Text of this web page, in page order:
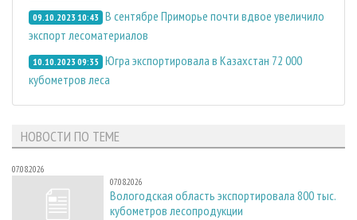
09.10.2023 10:43 В сентябре Приморье почти вдвое увеличило
экспорт лесоматериалов
10.10.2023 09:35 Югра экспортировала в Казахстан 72 000
кубометров леса
НОВОСТИ ПО ТЕМЕ
07.08.2026
07.08.2026
Вологодская область экспортировала 800 тыс.
кубометров лесопродукции